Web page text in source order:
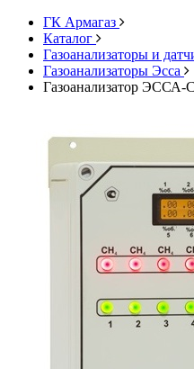
ГК Армагаз
Каталог
Газоанализаторы и
Газоанализаторы Эсса
Газоанализатор